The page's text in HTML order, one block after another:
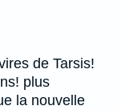
de Tarsis!
plus
la nouvelle